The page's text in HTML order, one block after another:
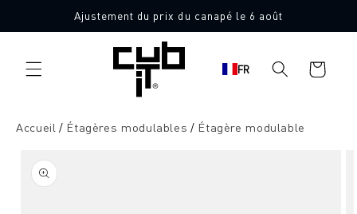
directement
au contenu
Ajustement du prix du canapé le 6 août
FR
Panier
d'achat
Accueil Étagères modulables Étagère modulable
l'information
sur le
produit